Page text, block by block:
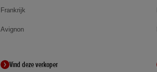
Frankrijk
Avignon
Vind deze verkoper